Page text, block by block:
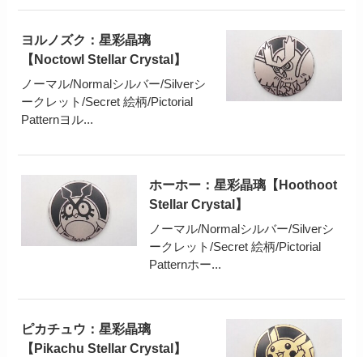
ヨルノズク：星彩晶璃
【Noctowl Stellar Crystal】
ノーマル/Normalシルバー/Silverシ
ークレット/Secret 絵柄/Pictorial
Patternヨル...
ホーホー：星彩晶璃【Hoothoot
Stellar Crystal】
ノーマル/Normalシルバー/Silverシ
ークレット/Secret 絵柄/Pictorial
Patternホー...
ピカチュウ：星彩晶璃
【Pikachu Stellar Crystal】